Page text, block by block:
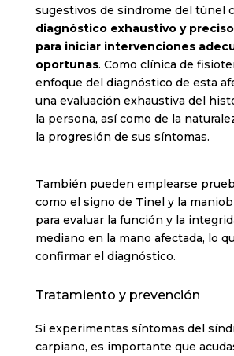
sugestivos de síndrome del túnel
diagnóstico exhaustivo y
para iniciar intervenciones
oportunas. Como clínica de
enfoque del diagnóstico de esta
una evaluación exhaustiva del
la persona, así como de la
la progresión de sus síntomas.
También pueden emplearse
como el signo de Tinel y la
para evaluar la función y la
mediano en la mano afectada, lo
confirmar el diagnóstico.
Tratamiento y prevención
Si experimentas síntomas del
carpiano, es importante que